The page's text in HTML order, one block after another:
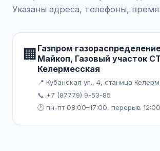
Указаны адреса, телефоны,
🏢 Газпром
Майкоп, Газовый участок
Келермесская
📍 Кубанская ул., 4, станица
📞 +7 (87779) 9-53-85
🕐 пн-пт 08:00–17:00, перерыв